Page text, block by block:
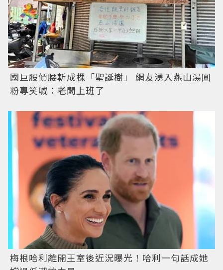
國巨股價腰斬成棵「聖誕樹」 網友湧入燕山湯圓
粉專笑喊：老闆上班了
梅根哈利離開王室後近況曝光！哈利一句話成她